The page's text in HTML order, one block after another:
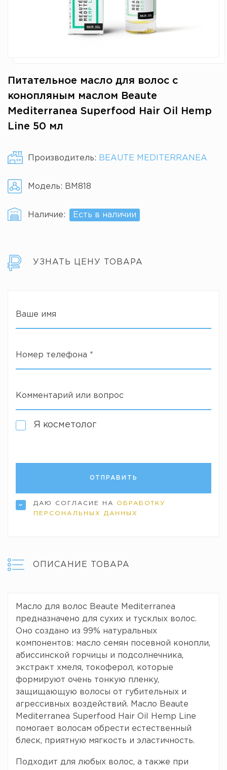
Питательное масло для волос с
конопляным маслом Beaute
Mediterranea Superfood Hair Oil Hemp
Line 50 мл
Производитель: BEAUTE MEDITERRANEA
Модель: BM818
Наличие: Есть в наличии
УЗНАТЬ ЦЕНУ ТОВАРА
Ваше имя
Номер телефона *
Комментарий или вопрос
Я косметолог
ДАЮ СОГЛАСИЕ НА ОБРАБОТКУ
ПЕРСОНАЛЬНЫХ ДАННЫХ
ОПИСАНИЕ ТОВАРА
Масло для волос Beaute Mediterranea
предназначено для сухих и тусклых волос.
Оно создано из 99% натуральных
компонентов: масло семян посевной конопли,
абиссинской горчицы и подсолнечника,
экстракт хмеля, токоферол, которые
формируют очень тонкую пленку,
защищающую волосы от губительных и
агрессивных воздействий. Масло Beaute
Mediterranea Superfood Hair Oil Hemp Line
помогает волосам обрести естественный
блеск, приятную мягкость и эластичность.
Подходит для любых волос, а также при